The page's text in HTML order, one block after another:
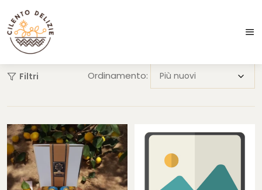
Spedizioni in 24/48 ore
Filtri Ordinamento: